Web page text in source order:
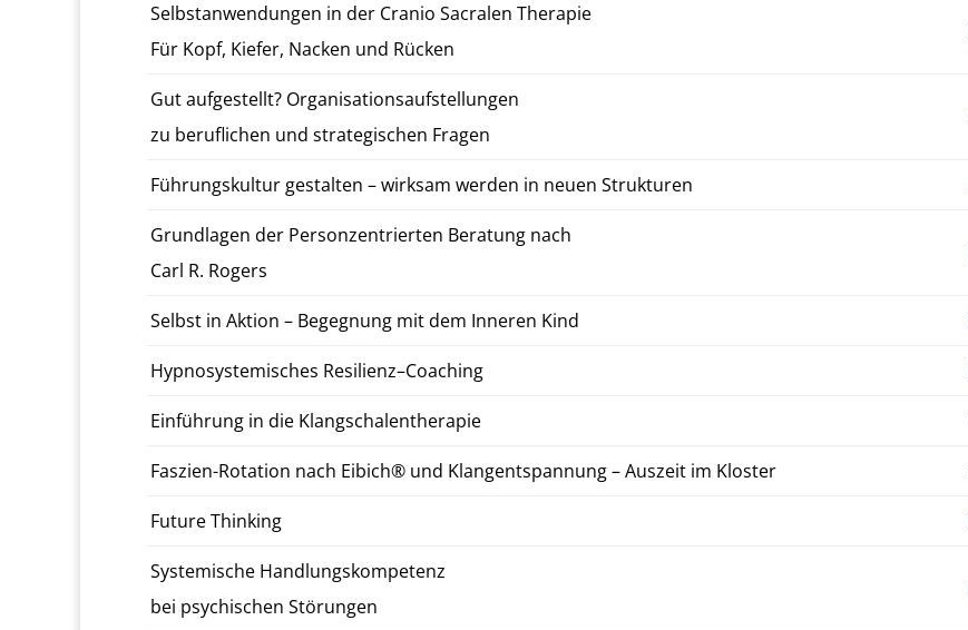
Selb­stan­wen­dun­gen in der Cranio Sacralen Ther­a­pie
Für Kopf, Kiefer, Nacken und Rücken
Gut aufgestellt? Or­gan­i­sa­tion­sauf­stel­lun­gen
zu beru­flichen und strate­gis­chen Fragen
Führungskul­tur gestal­ten – wirk­sam werden in neuen Struk­turen
Grund­la­gen der Per­son­zen­tri­erten Be­ratung nach
Carl R. Rogers
Selbst in Aktion – Begeg­nung mit dem In­neren Kind
Hyp­nosys­temis­ches Re­silienz–Coach­ing
Ein­führung in die Klangscha­len­ther­a­pie
Faszien-Ro­ta­tion nach Eibich® und Klan­gentspan­nung – Auszeit im Kloster
Future Think­ing
Sys­temis­che Hand­lungskom­pe­tenz
bei psy­chis­chen Störun­gen